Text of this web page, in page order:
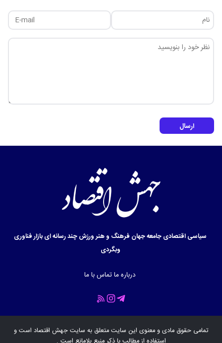
ارسال
سیاسیاقتصادیجامعهجهان فرهنگ و هنرورزشچند رسانه ایبازارفناوری
وبگردی
درباره ماتماس با ما
تمامی حقوق مادی و معنوی این سایت متعلق به سایتجهش اقتصاد است و